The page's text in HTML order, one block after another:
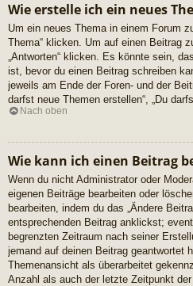
Wie erstelle ich ein neues
Um ein neues Thema in einem Forum
Thema“ klicken. Um auf einen Beitrag
„Antworten“ klicken. Es könnte sein,
ist, bevor du einen Beitrag schreiben
jeweils am Ende der Foren- und der
darfst neue Themen erstellen“, „Du
Nach oben
Wie kann ich einen Beitrag
Wenn du nicht Administrator oder
eigenen Beiträge bearbeiten oder
bearbeiten, indem du das „Ändere
entsprechenden Beitrag anklickst;
begrenzten Zeitraum nach seiner
jemand auf deinen Beitrag geantwortet
Themenansicht als überarbeitet
Anzahl als auch der letzte Zeitpunkt